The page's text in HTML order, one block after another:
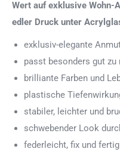
Wert auf exklusive Wohn-
edler Druck unter
exklusiv-elegante
passt besonders gut
brilliante Farben und
plastische
stabiler, leichter und
schwebender Look
federleicht, fix und